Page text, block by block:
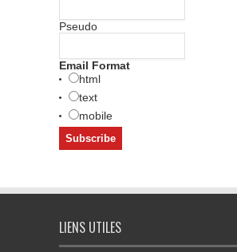
Pseudo
Email Format
html
text
mobile
LIENS UTILES